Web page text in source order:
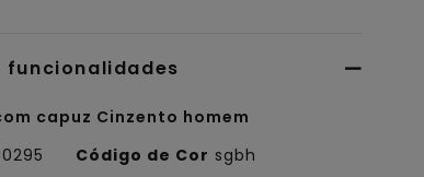
funcionalidades
capuz Cinzento homem
Código de Cor sgbh